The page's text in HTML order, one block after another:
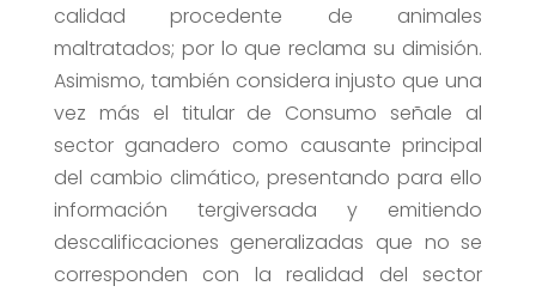
calidad procedente de animales
maltratados; por lo que reclama su dimisión.
Asimismo, también considera injusto que una
vez más el titular de Consumo señale al
sector ganadero como causante principal
del cambio climático, presentando para ello
información tergiversada y emitiendo
descalificaciones generalizadas que no se
corresponden con la realidad del sector